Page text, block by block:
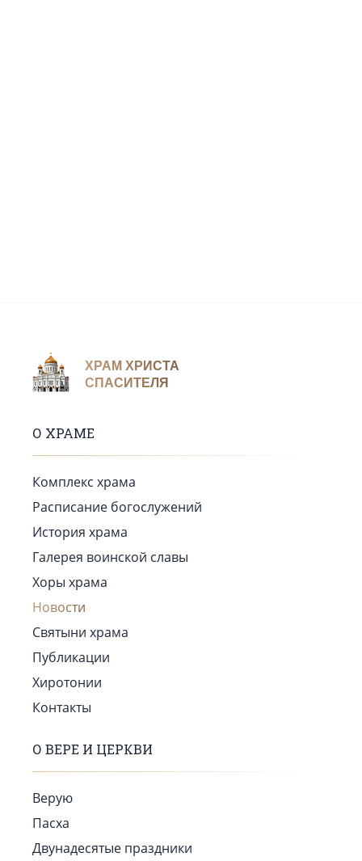
ХРАМ ХРИСТА
СПАСИТЕЛЯ
О ХРАМЕ
Комплекс храма
Расписание богослужений
История храма
Галерея воинской славы
Хоры храма
Новости
Святыни храма
Публикации
Хиротонии
Контакты
О ВЕРЕ И ЦЕРКВИ
Верую
Пасха
Двунадесятые праздники